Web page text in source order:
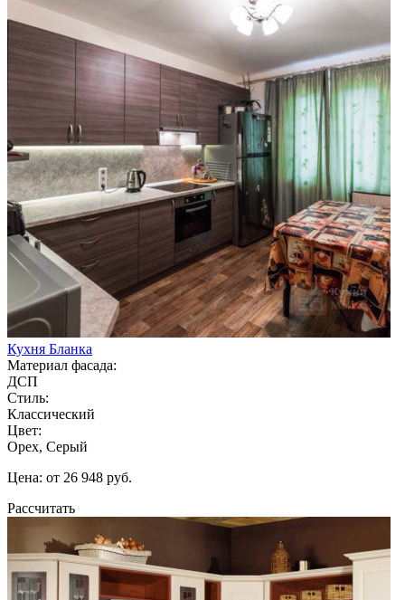
Кухня Бланка
Материал фасада:
ДСП
Стиль:
Классический
Цвет:
Орех, Серый
Цена: от 26 948 руб.
Рассчитать